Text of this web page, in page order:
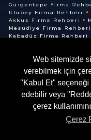
Web sitemizde
verebilmek için
"Kabul Et" seçeneği
edebilir veya
çerez
Çerez
Gürgentepe Firma
Ulubey Firma Rehberi
Akkus Firma Rehberi
Mesudiye Firma Rehberi
Kabadüz Firma Rehberi
Cuma Firma Rehberi